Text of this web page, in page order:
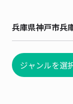
兵庫県神戸市兵